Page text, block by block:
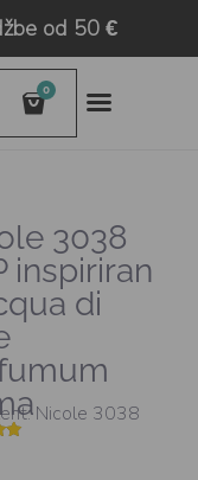
od 50 €
0
3038
inspiriran
di
Nicole 3038